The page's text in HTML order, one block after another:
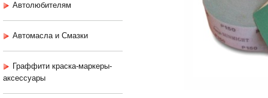
Автолюбителям
Автомасла и Смазки
Граффити краска-маркеры-
аксессуары